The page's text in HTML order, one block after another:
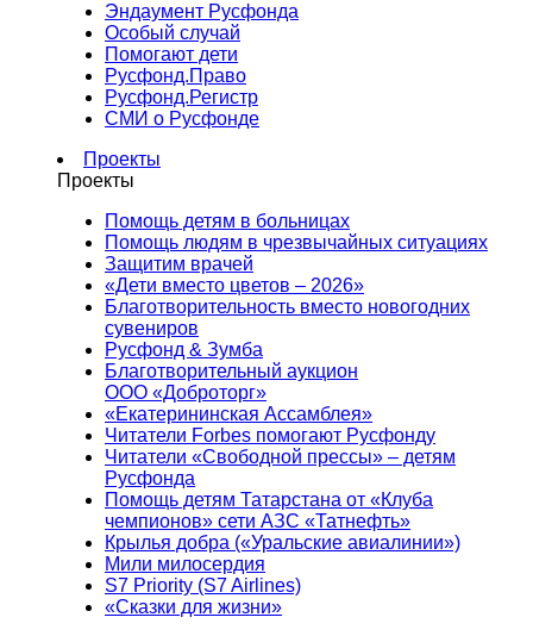
Эндаумент Русфонда
Особый случай
Помогают дети
Русфонд.Право
Русфонд.Регистр
СМИ о Русфонде
Проекты
Проекты
Помощь детям в больницах
Помощь людям в чрезвычайных ситуациях
Защитим врачей
«Дети вместо цветов – 2026»
Благотворительность вместо новогодних
сувениров
Русфонд & Зумба
Благотворительный аукцион
ООО «Доброторг»
«Екатерининская Ассамблея»
Читатели Forbes помогают Русфонду
Читатели «Свободной прессы» – детям
Русфонда
Помощь детям Татарстана от «Клуба
чемпионов» сети АЗС «Татнефть»
Крылья добра («Уральские авиалинии»)
Мили милосердия
S7 Priority (S7 Airlines)
«Сказки для жизни»